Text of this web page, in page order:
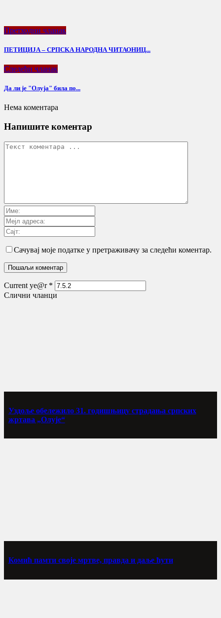
Претходни чланак
ПЕТИЦИЈА – СРПСKА НАРОДНА ЧИТАОНИЦ...
Следећи чланак
Да ли је "Олуја" била по...
Нема коментара
Напишите коментар
Сачувај моје податке у претраживачу за следећи коментар.
Current ye@r *
Слични чланци
Уздоље обележило 31. годишњицу страдања српских
жртава „Олује“
Комић памти своје мртве, правда и даље ћути